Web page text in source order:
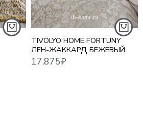
TIVOLYO HOME FORTUNY
ЛЕН-ЖАККАРД БЕЖЕВЫЙ